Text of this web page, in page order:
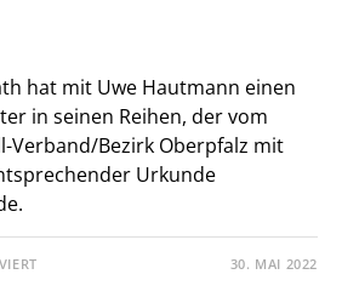
hat mit Uwe Hautmann einen
in seinen Reihen, der vom
Verband/Bezirk Oberpfalz mit
Urkunde
FÜR 30. MAI 2022